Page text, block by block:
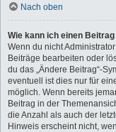
Nach oben
Wie kann ich einen
Wenn du nicht
Beiträge bearbeiten oder
du das „Ändere Beitrag“-
eventuell ist dies nur für
möglich. Wenn bereits
Beitrag in der
die Anzahl als auch der
Hinweis erscheint nicht,